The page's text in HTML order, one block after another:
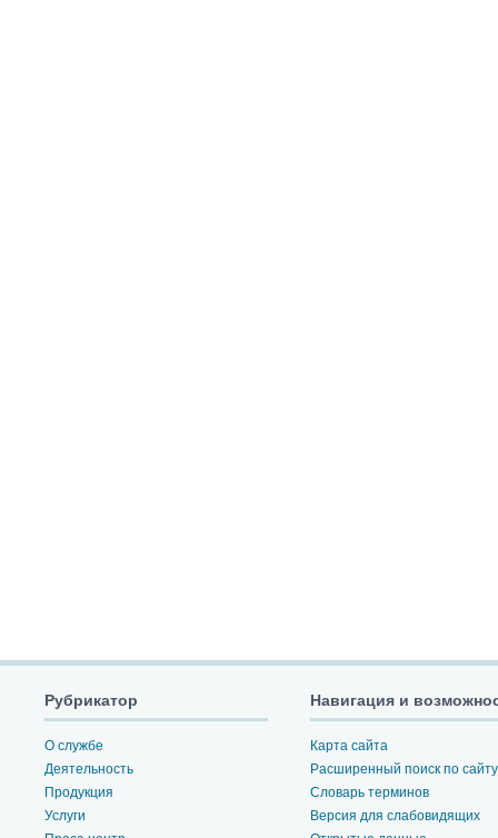
Рубрикатор
О службе
Деятельность
Продукция
Услуги
Навигация и
Карта сайта
Расширенный поиск по сайту
Словарь терминов
Версия для слабовидящих